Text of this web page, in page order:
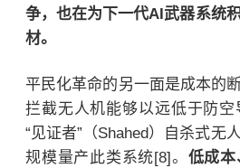
争，也在为下一代AI武器系统
材。
平民化革命的另一面是成本的
拦截无人机能够以远低于防空
“见证者”（Shahed）自杀式无
规模量产此类系统[8]。 低成